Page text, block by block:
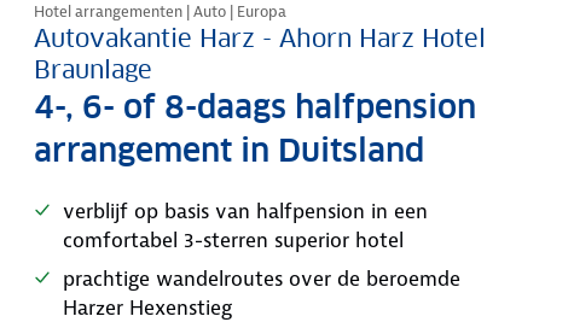
Hotel arrangementen | Auto | Europa
Autovakantie Harz - Ahorn Harz Hotel
Braunlage
4-, 6- of 8-daags halfpension
arrangement in Duitsland
verblijf op basis van halfpension in een
comfortabel 3-sterren superior hotel
prachtige wandelroutes over de beroemde
Harzer Hexenstieg